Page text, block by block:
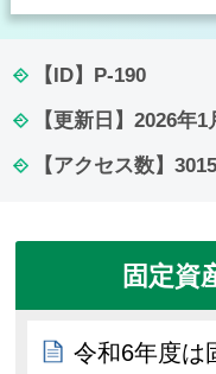
【ID】 P-190
【更新日】 2026年1
【アクセス数】 3015
固定資
令和6年度は